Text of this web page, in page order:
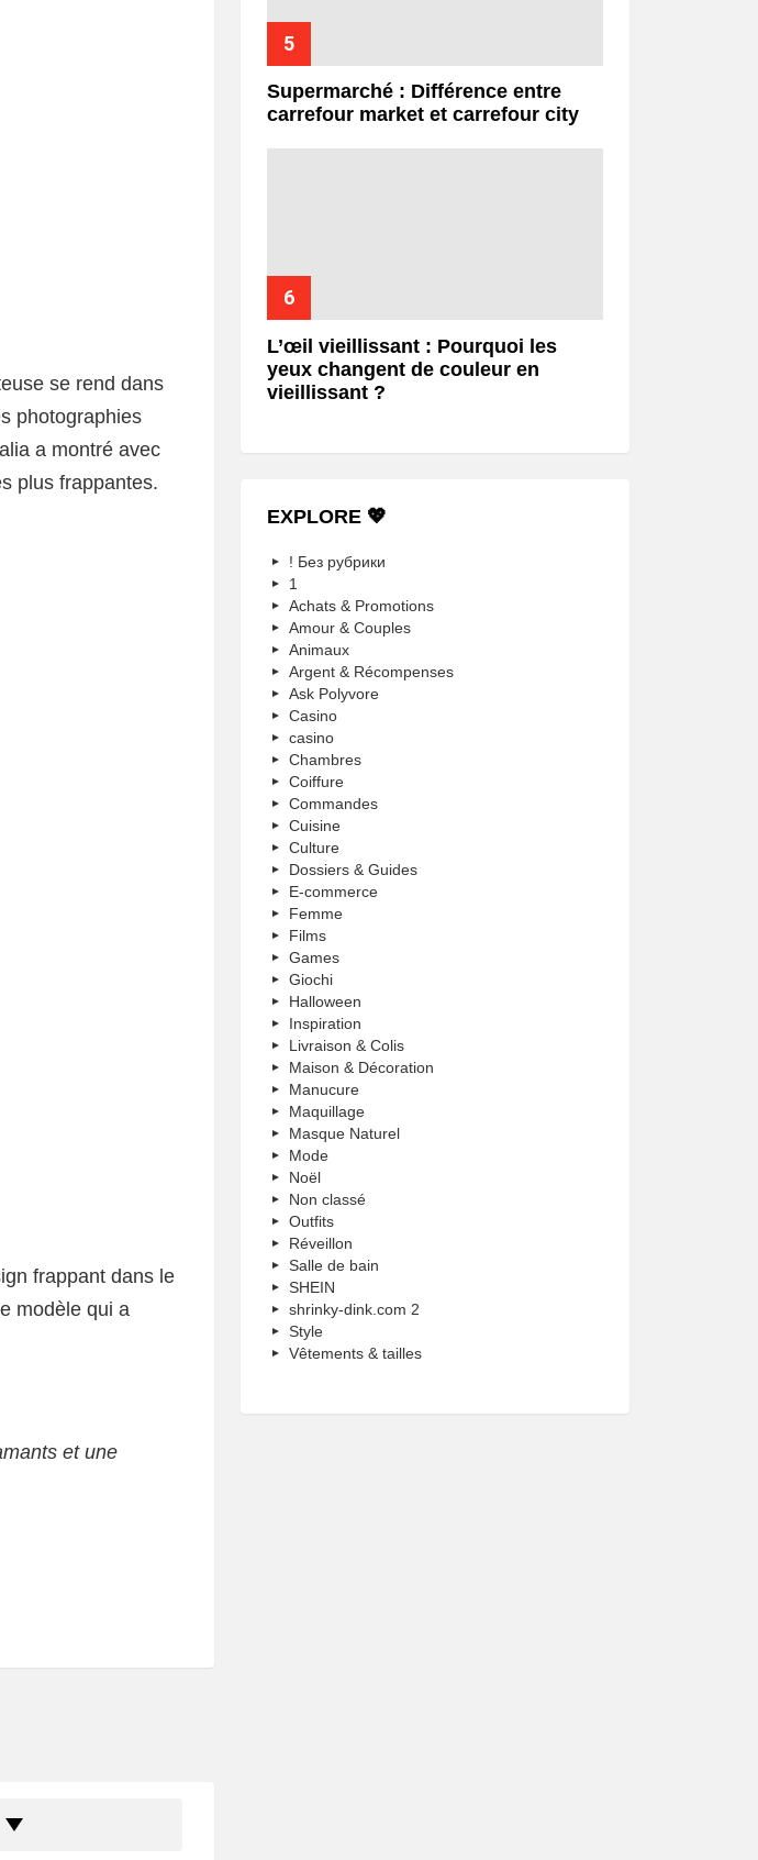
se rend dans
photographies
a montré avec
plus frappantes.
frappant dans le
modèle qui a
et une
Supermarché : Différence entre
carrefour market et carrefour city
L’œil vieillissant : Pourquoi les
yeux changent de couleur en
vieillissant ?
EXPLORE 💖
! Без рубрики
1
Achats & Promotions
Amour & Couples
Animaux
Argent & Récompenses
Ask Polyvore
Casino
casino
Chambres
Coiffure
Commandes
Cuisine
Culture
Dossiers & Guides
E-commerce
Femme
Films
Games
Giochi
Halloween
Inspiration
Livraison & Colis
Maison & Décoration
Manucure
Maquillage
Masque Naturel
Mode
Noël
Non classé
Outfits
Réveillon
Salle de bain
SHEIN
shrinky-dink.com 2
Style
Vêtements & tailles